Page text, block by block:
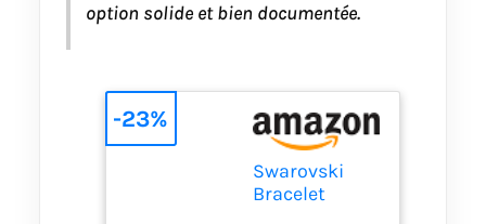
option solide et bien documentée.
Swarovski
Bracelet
-23%